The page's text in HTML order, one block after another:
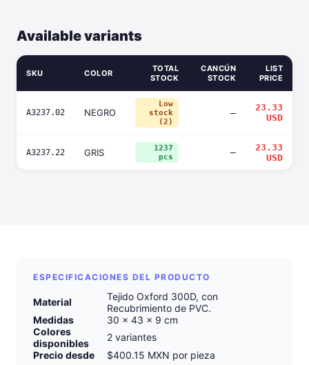
Available variants
SKU COLOR
TOTAL
STOCK
CANCÚN
STOCK
LIST
PRICE
A3237.02 NEGRO
Low
stock
(2)
—
23.33
USD
A3237.22 GRIS
1237
pcs
—
23.33
USD
ESPECIFICACIONES DEL PRODUCTO
Material
Tejido Oxford 300D, con
Recubrimiento de PVC.
Medidas
30 x 43 x 9 cm
Colores
disponibles
2 variantes
Precio desde
$400.15 MXN por pieza